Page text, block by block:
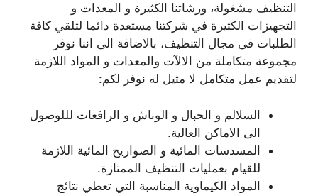
التنظيف مشغولة، ورشاتنا الكثيرة و المعدات و
التجهيزات الكثيرة في شركتنا مستعدة دائما لتلقي كافة
الطلبات في مجال التنظيف، بالاضافة الى اننا نوفر
مجموعة متكاملة من الالآت والمعدات و المواد اللازمة
لتقديم عمل متكامل لا مثيل له نوفر لكم:
السلالم و الحبال و الوناش و الرافعات لللوصول
الى الاماكن العالية.
المسدسات المائية و الصواريخ المائية اللازمة
للقيام بعمليات التنظيف الممتازة.
المواد الكيماوية المناسبة التي تعطي نتائج